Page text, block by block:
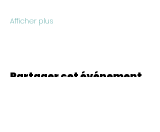
Afficher plus
Partager cet événement